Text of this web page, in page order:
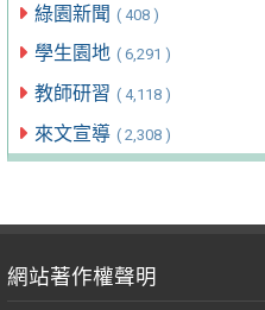
綠園新聞 ( 408 )
學生園地 ( 6,291 )
教師研習 ( 4,118 )
來文宣導 ( 2,308 )
網站著作權聲明